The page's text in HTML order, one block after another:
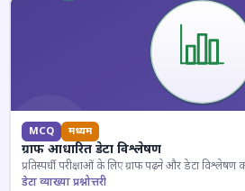
MCQ मध्यम
ग्राफ आधारित डेटा विश्लेषण
प्रतिस्पर्धी परीक्षाओं के लिए ग्राफ पढ़ने और डेटा
डेटा व्याख्या प्रश्नोत्तरी